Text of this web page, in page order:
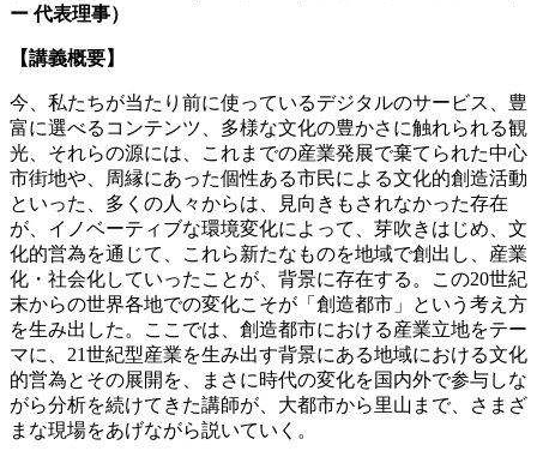
ー 代表理事）
【講義概要】
今、私たちが当たり前に使っているデジタルのサービス、豊
富に選べるコンテンツ、多様な文化の豊かさに触れられる観
光、それらの源には、これまでの産業発展で棄てられた中心
市街地や、周縁にあった個性ある市民による文化的創造活動
といった、多くの人々からは、見向きもされなかった存在
が、イノベーティブな環境変化によって、芽吹きはじめ、文
化的営為を通じて、これら新たなものを地域で創出し、産業
化・社会化していったことが、背景に存在する。この20世紀
末からの世界各地での変化こそが「創造都市」という考え方
を生み出した。ここでは、創造都市における産業立地をテー
マに、21世紀型産業を生み出す背景にある地域における文化
的営為とその展開を、まさに時代の変化を国内外で参与しな
がら分析を続けてきた講師が、大都市から里山まで、さまざ
まな現場をあげながら説いていく。